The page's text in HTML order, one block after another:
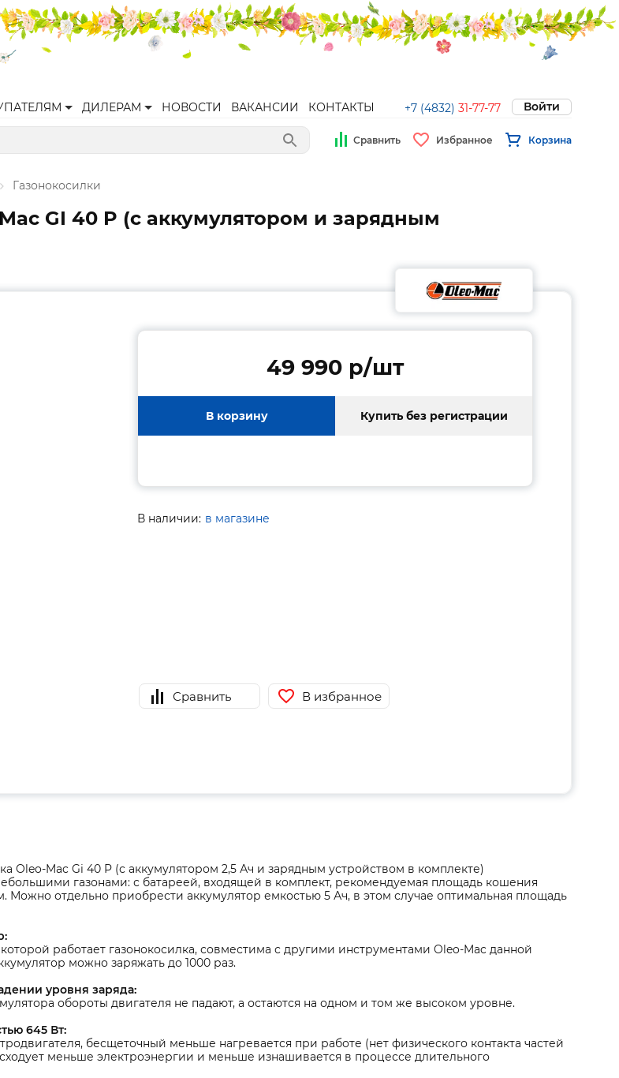
ДИЛЕРАМ НОВОСТИ ВАКАНСИИ КОНТАКТЫ +7 (4832) 31-77-77 Войти
Сравнить Избранное Корзина
Газонокосилки
GI 40 P (с аккумулятором и зарядным
49 990 p/шт
В корзину Купить без регистрации
В наличии: в магазине
Сравнить В избранное
Oleo-Mac Gi 40 P (с аккумулятором 2,5 Ач и зарядным устройством в комплекте)
газонами: с батареей, входящей в комплект, рекомендуемая площадь кошения
Можно отдельно приобрести аккумулятор емкостью 5 Ач, в этом случае оптимальная площадь
работает газонокосилка, совместима с другими инструментами Oleo-Mac данной
можно заряжать до 1000 раз.
уровня заряда:
обороты двигателя не падают, а остаются на одном и том же высоком уровне.
645 Вт:
бесщеточный меньше нагревается при работе (нет физического контакта частей
меньше электроэнергии и меньше изнашивается в процессе длительного